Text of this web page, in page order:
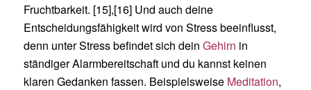
Fruchtbarkeit. [15],[16] Und auch deine
Entscheidungsfähigkeit wird von Stress beeinflusst,
denn unter Stress befindet sich dein Gehirn in
ständiger Alarmbereitschaft und du kannst keinen
klaren Gedanken fassen. Beispielsweise Meditation,